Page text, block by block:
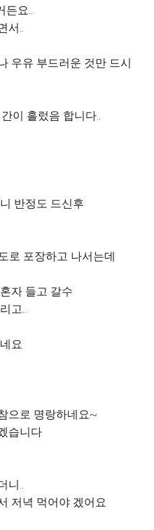
든요..
서..
우유 부드러운 것만 드시
이 흘렀음 합니다..
반정도 드신후
로 포장하고 나서는데
자 들고 갈수
고..
요
으로 명랑하네요~
습니다
니..
저녁 먹어야 겠어요